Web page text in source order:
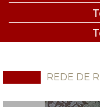
REDE DE